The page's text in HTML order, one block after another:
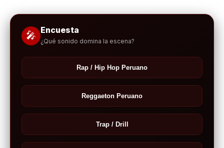
🎤 Encuesta
¿Qué sonido domina la escena?
Rap / Hip Hop Peruano
Reggaeton Peruano
Trap / Drill